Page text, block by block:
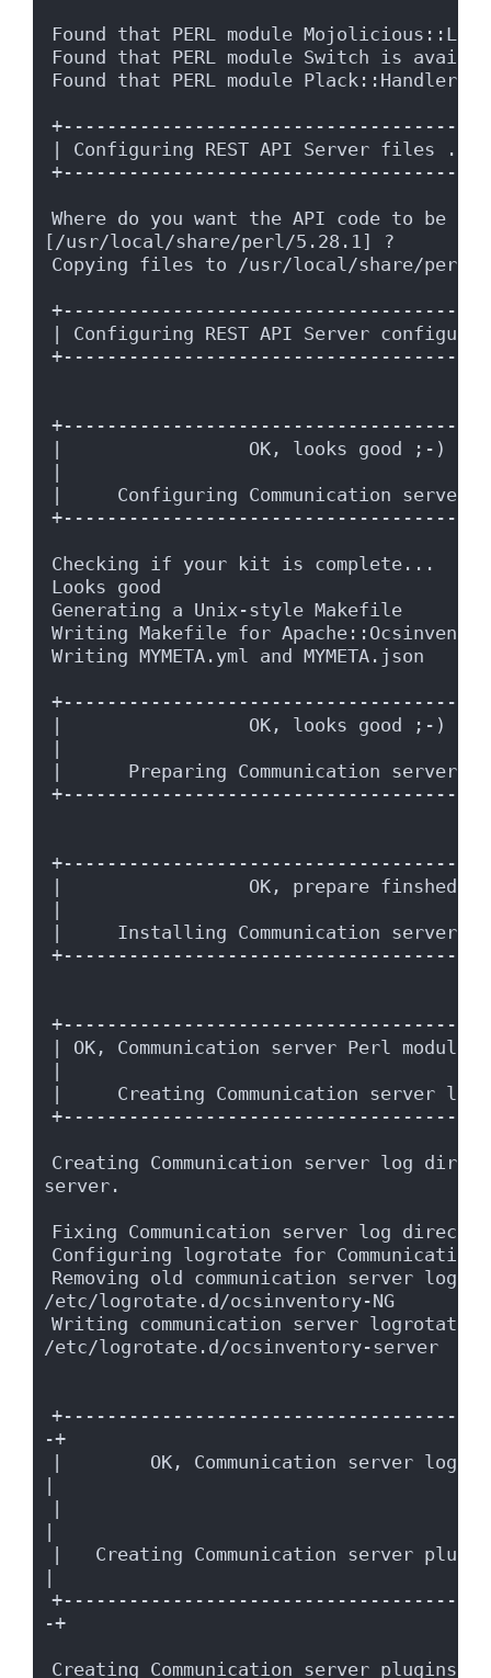
Found that PERL module
Found that PERL module Switch is
Found that PERL module Plack::Handler
| Configuring REST API Server
Where do you want the API code to be
[/usr/local/share/perl/5.28.1] ?
Copying files to /usr/local/share/perl/
| Configuring REST API Server
|                 OK, looks good ;-
|
|     Configuring Communication
Checking if your kit is complete...
Looks good
Generating a Unix-style Makefile
Writing Makefile for
Writing MYMETA.yml and MYMETA.json
|                 OK, looks good ;-
|
|      Preparing Communication server
|                 OK, prepare
|
|     Installing Communication server
| OK, Communication server Perl
|
|     Creating Communication server
Creating Communication server log
server.
Fixing Communication server log
Configuring logrotate for
Removing old communication server
/etc/logrotate.d/ocsinventory-NG
Writing communication server
/etc/logrotate.d/ocsinventory-server
-+
|        OK, Communication server log
|
|
|
|   Creating Communication server
|
-+
Creating Communication server plugins